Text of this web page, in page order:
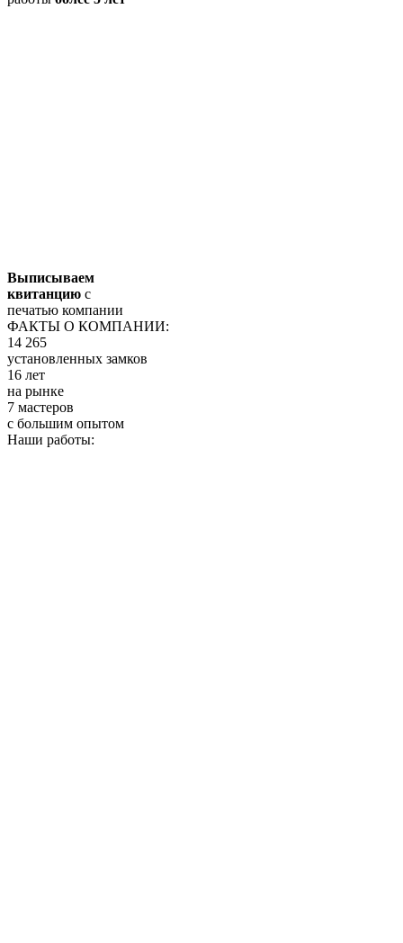
Выписываем
квитанцию с
печатью компании
ФАКТЫ О КОМПАНИИ:
14 265
установленных замков
16 лет
на рынке
7 мастеров
с большим опытом
Наши работы: